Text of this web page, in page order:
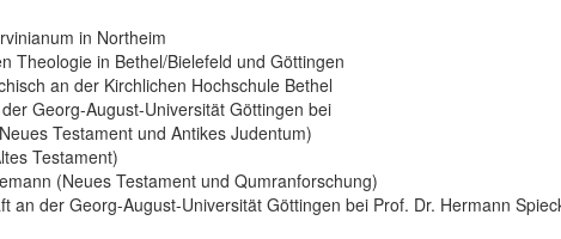
in Northeim
Theologie in Bethel/Bielefeld und Göttingen
an der Kirchlichen Hochschule Bethel
Georg-August-Universität Göttingen bei
Testament und Antikes Judentum)
Testament)
(Neues Testament und Qumranforschung)
an der Georg-August-Universität Göttingen bei Prof. Dr. Hermann